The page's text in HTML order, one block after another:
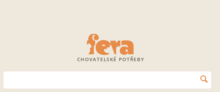
CHOVATELSKÉ POTŘEBY